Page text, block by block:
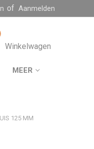
of Aanmelden
Winkelwagen
MEER
125 MM